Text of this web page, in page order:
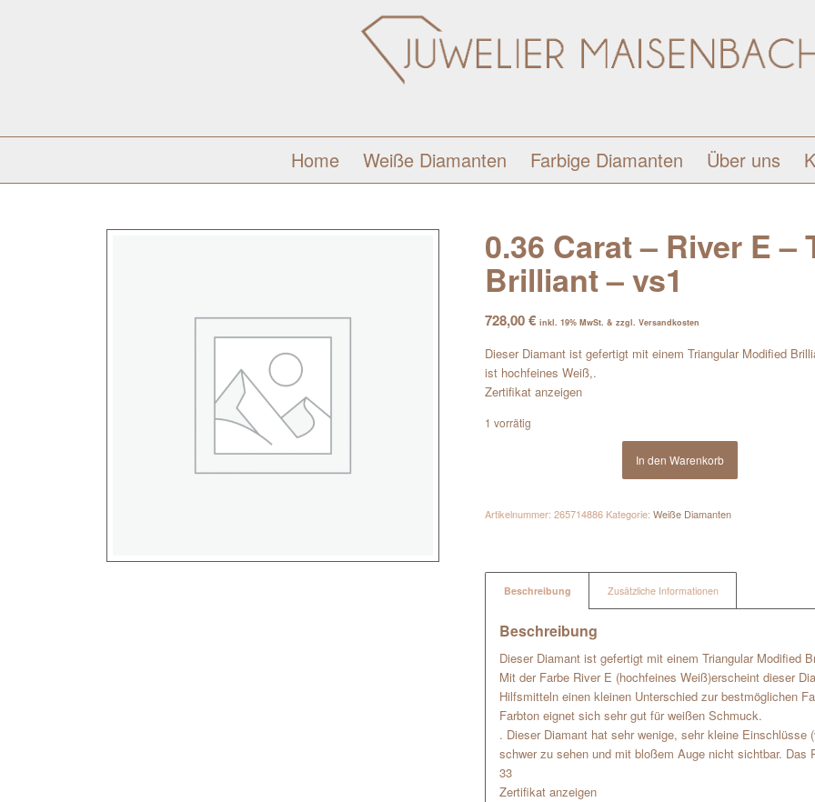
Home Weiße Diamanten Farbige Diamanten Über uns
0.36 Carat – River E
Brilliant – vs1
728,00€ inkl. 19% MwSt. & zzgl. Versandkosten
Dieser Diamant ist gefertigt mit einem Triangular Modified
ist hochfeines Weiß,.
Zertifikat anzeigen
1 vorrätig
In den Warenkorb
Artikelnummer:265714886 Kategorie:Weiße Diamanten
Beschreibung Zusätzliche Informationen
Beschreibung
Dieser Diamant ist gefertigt mit einem Triangular Modified
Mit der Farbe River E (hochfeines Weiß)erscheint dieser
Hilfsmitteln einen kleinen Unterschied zur bestmöglichen
Farbton eignet sich sehr gut für weißen Schmuck.
. Dieser Diamant hat sehr wenige, sehr kleine Einschlüsse
schwer zu sehen und mit bloßem Auge nicht sichtbar.
33
Zertifikat anzeigen